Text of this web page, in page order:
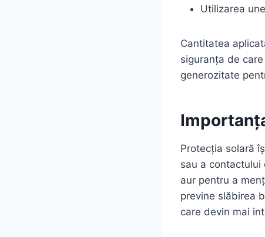
Utilizarea
Cantitatea
siguranța de
generozitate
Protecția solară
sau a contactului
aur pentru a
previne slăbirea
care devin mai